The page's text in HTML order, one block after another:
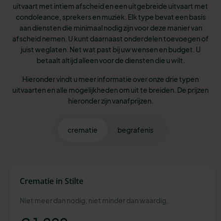
uitvaart met intiem afscheid en een uitgebreide uitvaart met
condoleance, sprekers en muziek. Elk type bevat een basis
aan diensten die minimaal nodig zijn voor deze manier van
afscheid nemen. U kunt daarnaast onderdelen toevoegen of
juist weglaten. Net wat past bij uw wensen en budget. U
betaalt altijd alleen voor de diensten die u wilt.
Hieronder vindt u meer informatie over onze drie typen
uitvaarten en alle mogelijkheden om uit te breiden. De prijzen
hieronder zijn vanafprijzen.
crematie begrafenis
Crematie in Stilte
Niet meer dan nodig, niet minder dan waardig.